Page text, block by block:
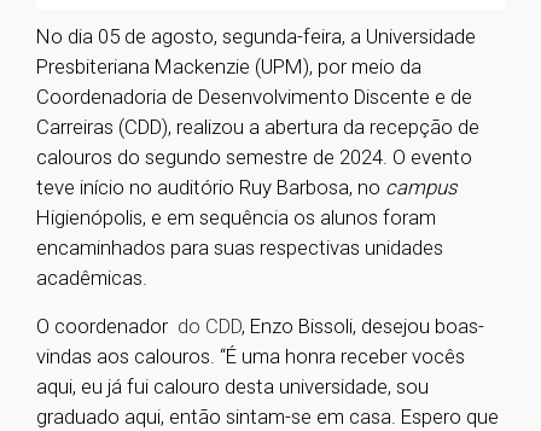
No dia 05 de agosto, segunda-feira, a Universidade
Presbiteriana Mackenzie (UPM), por meio da
Coordenadoria de Desenvolvimento Discente e de
Carreiras (CDD), realizou a abertura da recepção de
calouros do segundo semestre de 2024. O evento
teve início no auditório Ruy Barbosa, no campus
Higienópolis, e em sequência os alunos foram
encaminhados para suas respectivas unidades
acadêmicas.
O coordenador do CDD, Enzo Bissoli, desejou boas-
vindas aos calouros. “É uma honra receber vocês
aqui, eu já fui calouro desta universidade, sou
graduado aqui, então sintam-se em casa. Espero que